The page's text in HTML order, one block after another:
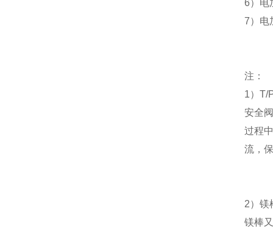
6 ）
7）电
注：
1） T/
安全
过程
流，
2） 镁
镁棒